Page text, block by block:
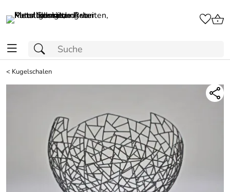
< Kugelschalen